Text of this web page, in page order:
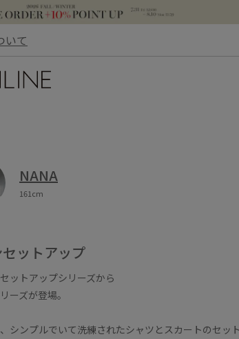
いて
NANA
161cm
セットアップ
ットアップシリーズから
ーズが登場。
シンプルでいて洗練されたシャツとスカートのセッ